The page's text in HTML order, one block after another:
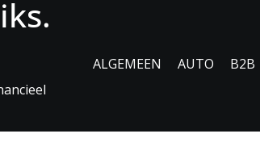
ALGEMEEN AUTO B2B